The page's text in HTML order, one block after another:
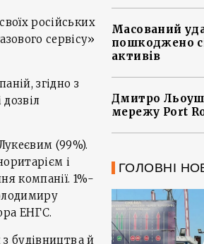
російських
сервісу»
згідно з
(99%).
і
компанії. 1%-
ЕНГС.
будівництва й
Масований
пошкоджено
активів
Дмитро
мережу Port
ГОЛОВНІ